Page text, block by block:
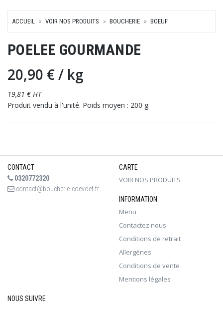
ACCUEIL VOIR NOS PRODUITS BOUCHERIE BOEUF
POELEE GOURMANDE
20,90 €/ kg
19,81 € HT
Produit vendu à l'unité. Poids moyen : 200 g
CONTACT
0320772320
contact@boucherie-coevoet.fr
CARTE
VOIR NOS PRODUITS
INFORMATION
Menu
Contactez nous
Conditions de retrait
Allergènes
Conditions de vente
Mentions légales
NOUS SUIVRE